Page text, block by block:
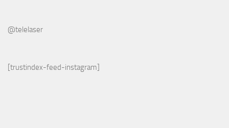
@telelaser
[trustindex-feed-instagram]